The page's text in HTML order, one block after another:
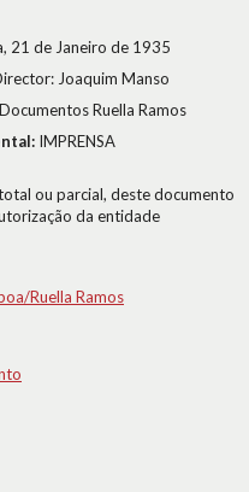
21 de Janeiro de 1935
Joaquim Manso
Ruella Ramos
IMPRENSA
ou parcial, deste documento
da entidade
Ruella Ramos